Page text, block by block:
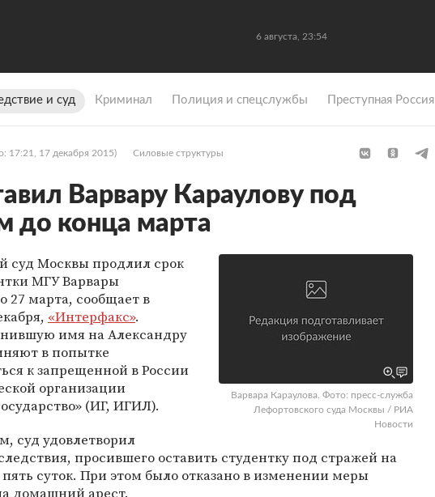
6 августа, 23:54
и суд Криминал Полиция и спецслужбы Преступная Россия
17:21, 17 декабря 2015) Силовые структуры
Варвару Караулову под
до конца марта
Варвара Караулова. Фото: пресс-служба
Лефортовского суда Москвы / РИА
Новости
суд Москвы продлил срок
МГУ Варвары
27 марта, сообщает в
«Интерфакс».
имя на Александру
в попытке
к запрещенной в России
организации
(ИГ, ИГИЛ).
суд удовлетворил
просившего оставить студентку под стражей на
суток. При этом было отказано в изменении меры
домашний арест.